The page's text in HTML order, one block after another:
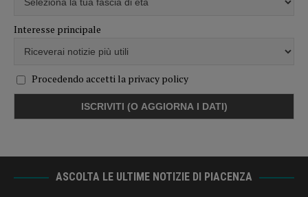
Interesse principale
Procedendo accetti la privacy policy
ASCOLTA LE ULTIME NOTIZIE DI PIACENZA